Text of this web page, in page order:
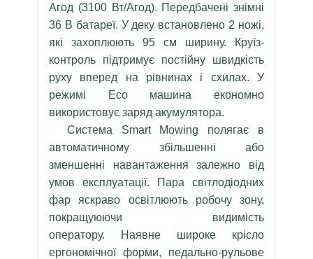
Агод (3100 Вт/Агод). Передбачені знімні
36 В батареї. У деку встановлено 2 ножі,
які захоплюють 95 см ширину. Круїз-
контроль підтримує постійну швидкість
руху вперед на рівнинах і схилах. У
режимі Eco машина економно
використовує заряд акумулятора.
Система Smart Mowing полягає в
автоматичному збільшенні або
зменшенні навантаження залежно від
умов експлуатації. Пара світлодіодних
фар яскраво освітлюють робочу зону,
покращуюючи видимість
оператору. Наявне широке крісло
ергономічної форми, педально-рульове